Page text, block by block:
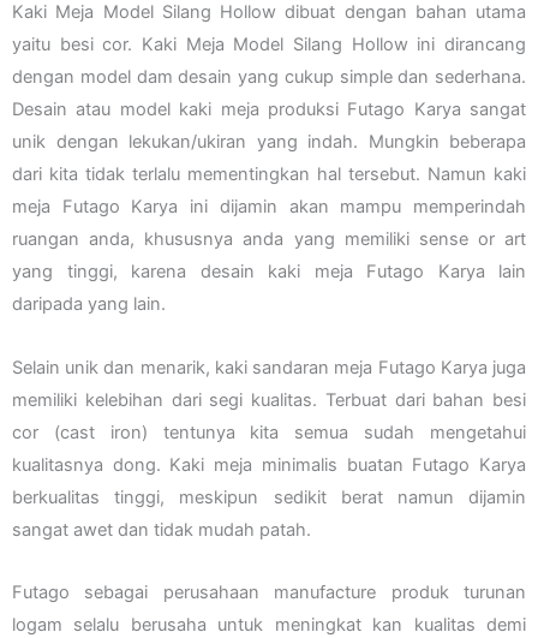
Kaki Meja Model Silang Hollow dibuat dengan bahan utama
yaitu besi cor. Kaki Meja Model Silang Hollow ini dirancang
dengan model dam desain yang cukup simple dan sederhana.
Desain atau model kaki meja produksi Futago Karya sangat
unik dengan lekukan/ukiran yang indah. Mungkin beberapa
dari kita tidak terlalu mementingkan hal tersebut. Namun kaki
meja Futago Karya ini dijamin akan mampu memperindah
ruangan anda, khususnya anda yang memiliki sense or art
yang tinggi, karena desain kaki meja Futago Karya lain
daripada yang lain.
Selain unik dan menarik, kaki sandaran meja Futago Karya juga
memiliki kelebihan dari segi kualitas. Terbuat dari bahan besi
cor (cast iron) tentunya kita semua sudah mengetahui
kualitasnya dong. Kaki meja minimalis buatan Futago Karya
berkualitas tinggi, meskipun sedikit berat namun dijamin
sangat awet dan tidak mudah patah.
Futago sebagai perusahaan manufacture produk turunan
logam selalu berusaha untuk meningkat kan kualitas demi